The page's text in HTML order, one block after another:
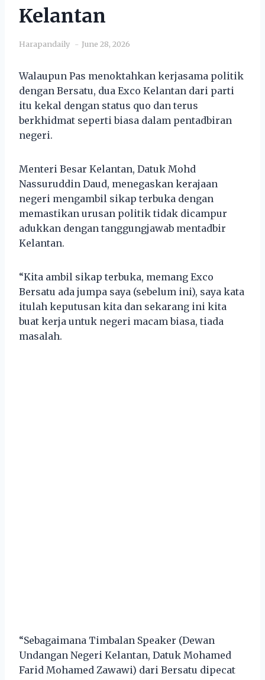
Kelantan
Harapandaily June 28, 2026
Walaupun Pas menoktahkan kerjasama politik
dengan Bersatu, dua Exco Kelantan dari parti
itu kekal dengan status quo dan terus
berkhidmat seperti biasa dalam pentadbiran
negeri.
Menteri Besar Kelantan, Datuk Mohd
Nassuruddin Daud, menegaskan kerajaan
negeri mengambil sikap terbuka dengan
memastikan urusan politik tidak dicampur
adukkan dengan tanggungjawab mentadbir
Kelantan.
“Kita ambil sikap terbuka, memang Exco
Bersatu ada jumpa saya (sebelum ini), saya kata
itulah keputusan kita dan sekarang ini kita
buat kerja untuk negeri macam biasa, tiada
masalah.
“Sebagaimana Timbalan Speaker (Dewan
Undangan Negeri Kelantan, Datuk Mohamed
Farid Mohamed Zawawi) dari Bersatu dipecat